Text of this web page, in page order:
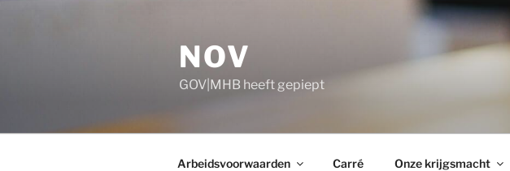
NOV
GOV|MHB heeft gepiept
Arbeidsvoorwaarden Carré Onze krijgsmacht